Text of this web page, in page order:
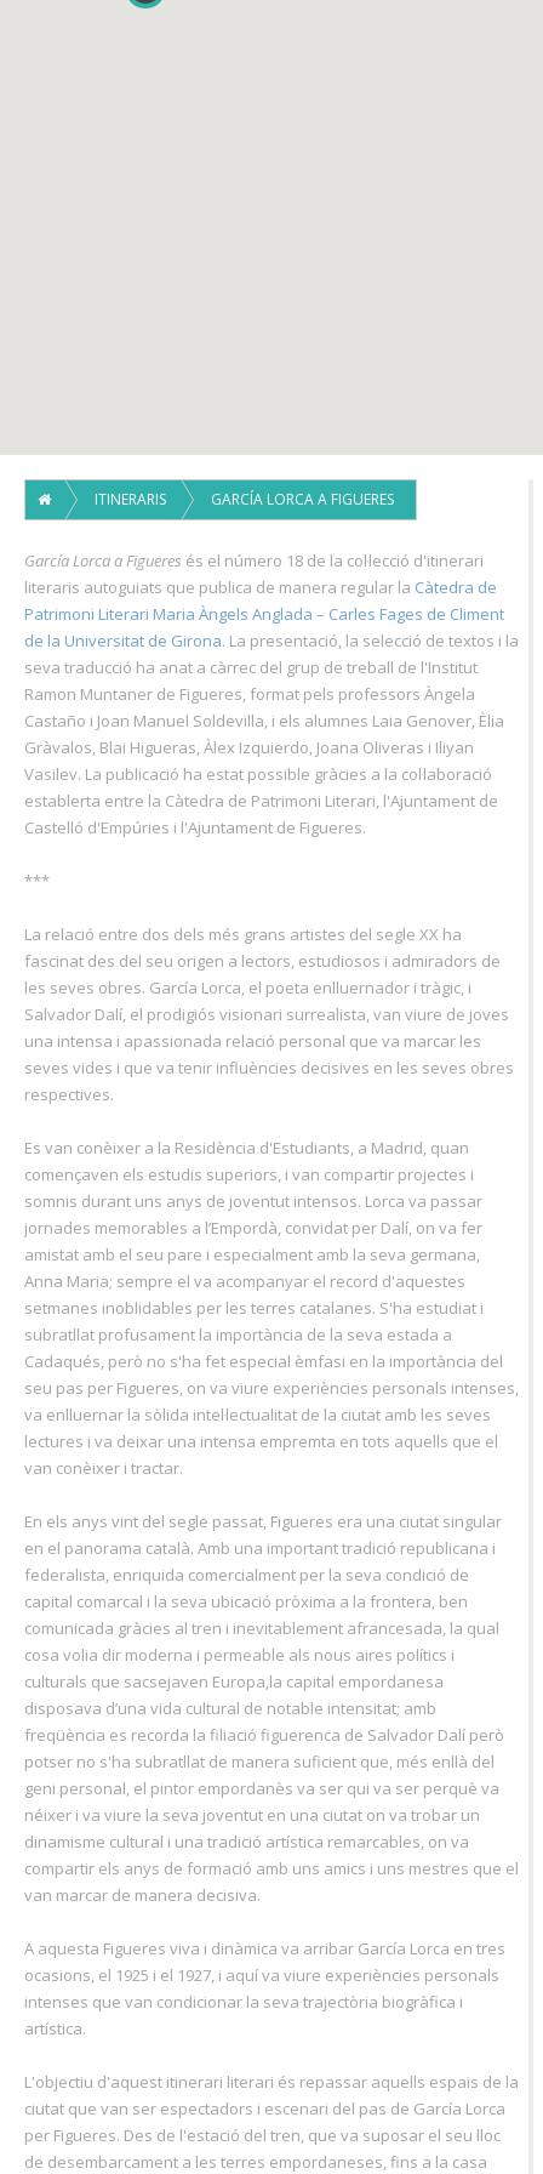
ITINERARIS GARCÍA LORCA A FIGUERES
García Lorca a Figueres és el número 18 de la col·lecció d'itinerari
literaris autoguiats que publica de manera regular la Càtedra de
Patrimoni Literari Maria Àngels Anglada – Carles Fages de Climent
de la Universitat de Girona. La presentació, la selecció de textos i la
seva traducció ha anat a càrrec del grup de treball de l'Institut
Ramon Muntaner de Figueres, format pels professors Àngela
Castaño i Joan Manuel Soldevilla, i els alumnes Laia Genover, Èlia
Gràvalos, Blai Higueras, Àlex Izquierdo, Joana Oliveras i Iliyan
Vasilev. La publicació ha estat possible gràcies a la col·laboració
establerta entre la Càtedra de Patrimoni Literari, l'Ajuntament de
Castelló d'Empúries i l'Ajuntament de Figueres.
***
La relació entre dos dels més grans artistes del segle XX ha
fascinat des del seu origen a lectors, estudiosos i admiradors de
les seves obres. García Lorca, el poeta enlluernador i tràgic, i
Salvador Dalí, el prodigiós visionari surrealista, van viure de joves
una intensa i apassionada relació personal que va marcar les
seves vides i que va tenir influències decisives en les seves obres
respectives.
Es van conèixer a la Residència d'Estudiants, a Madrid, quan
començaven els estudis superiors, i van compartir projectes i
somnis durant uns anys de joventut intensos. Lorca va passar
jornades memorables a l’Empordà, convidat per Dalí, on va fer
amistat amb el seu pare i especialment amb la seva germana,
Anna Maria; sempre el va acompanyar el record d'aquestes
setmanes inoblidables per les terres catalanes. S'ha estudiat i
subratllat profusament la importància de la seva estada a
Cadaqués, però no s'ha fet especial èmfasi en la importància del
seu pas per Figueres, on va viure experiències personals intenses,
va enlluernar la sòlida intel·lectualitat de la ciutat amb les seves
lectures i va deixar una intensa empremta en tots aquells que el
van conèixer i tractar.
En els anys vint del segle passat, Figueres era una ciutat singular
en el panorama català. Amb una important tradició republicana i
federalista, enriquida comercialment per la seva condició de
capital comarcal i la seva ubicació pròxima a la frontera, ben
comunicada gràcies al tren i inevitablement afrancesada, la qual
cosa volia dir moderna i permeable als nous aires polítics i
culturals que sacsejaven Europa,la capital empordanesa
disposava d’una vida cultural de notable intensitat; amb
freqüència es recorda la filiació figuerenca de Salvador Dalí però
potser no s'ha subratllat de manera suficient que, més enllà del
geni personal, el pintor empordanès va ser qui va ser perquè va
néixer i va viure la seva joventut en una ciutat on va trobar un
dinamisme cultural i una tradició artística remarcables, on va
compartir els anys de formació amb uns amics i uns mestres que el
van marcar de manera decisiva.
A aquesta Figueres viva i dinàmica va arribar García Lorca en tres
ocasions, el 1925 i el 1927, i aquí va viure experiències personals
intenses que van condicionar la seva trajectòria biogràfica i
artística.
L'objectiu d'aquest itinerari literari és repassar aquells espais de la
ciutat que van ser espectadors i escenari del pas de García Lorca
per Figueres. Des de l'estació del tren, que va suposar el seu lloc
de desembarcament a les terres empordaneses, fins a la casa